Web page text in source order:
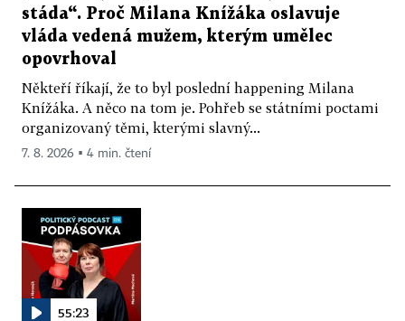
stáda“. Proč Milana Knížáka oslavuje
vláda vedená mužem, kterým umělec
opovrhoval
Někteří říkají, že to byl poslední happening Milana
Knížáka. A něco na tom je. Pohřeb se státními poctami
organizovaný těmi, kterými slavný...
7. 8. 2026 ▪ 4 min. čtení
55:23